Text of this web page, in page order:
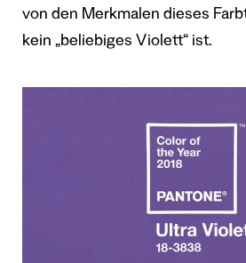
von den Merkmalen dieses
kein „beliebiges Violett“ ist.